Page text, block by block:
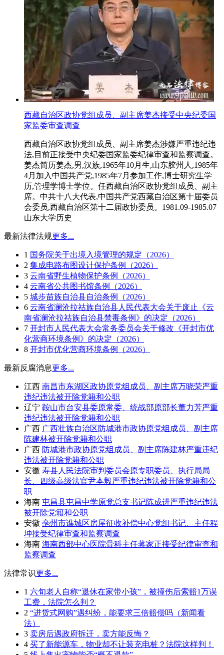
西藏自治区政协党组成员、副主席姜杰接受中央纪委国
家监委审查调查
西藏自治区政协党组成员、副主席姜杰涉嫌严重违纪违
法,目前正接受中央纪委国家监委纪律审查和监察调查。
姜杰简历姜杰,男,汉族,1965年10月生,山东胶州人,1985年
4月加入中国共产党,1985年7月参加工作,博士研究生学
历,管理学博士学位。任西藏自治区政协党组成员、副主
席。中共十八大代表,中国共产党西藏自治区第十届委员
会委员,西藏自治区第十二届政协委员。1981.09-1985.07
山东大学历史
最新法律法规更多...
1 国务院关于出境入境管理的规定（2026）
2 集成电路布图设计保护条例（2026）
3 云南省野生植物保护条例（2026）
4 云南省公共图书馆条例（2026）
5 城步苗族自治县自治条例（2026）
6 云南省澜沧拉祜族自治县人民代表大会关于废止《云
南省澜沧拉祜族自治县禁毒条例》的决定（2026）
7 开封市人民代表大会常务委员会关于修改《开封市优
化营商环境条例》的决定（2026）
8 开封市优化营商环境条例（2026）
最新反腐消息更多...
江西 南昌市东湖区政协原党组成员、副主席万晓荣严重
违纪违法被开除党籍和公职
辽宁 鞍山市台安县委原常委、统战部原部长董力芳严重
违纪违法被开除党籍和公职
广西 广西壮族自治区防城港市政协原党组成员、副主席
陈建林被开除党籍和公职
广西 防城港市政协原党组成员、副主席陈建林严重违纪
违法被开除党籍和公职
安徽 寿县人民法院审判委员会原专职委员、执行局局
长、四级高级法官尹本毅严重违纪违法被开除党籍和公
职
海南 屯昌县屯昌中学原党总支书记陈成进严重违纪违法
被开除党籍和公职
安徽 亳州市谯城区房屋征收补偿中心党组书记、主任程
坤接受纪律审查和监察调查
海南 海南西部中心医院骨科主任蒋家正接受纪律审查和
监察调查
法律常识更多...
1 六旬老人自称“退休在家带小孩”，被撞伤后索赔1万误
工费，法院怎么判？
2 “进货式网购”遇纠纷，能要求三倍赔偿吗（新闻看
法）
3 卖房后遇政府拆迁，卖方能反悔？
4 买了新能源车，物业却不让装充电桩？法院这样判！